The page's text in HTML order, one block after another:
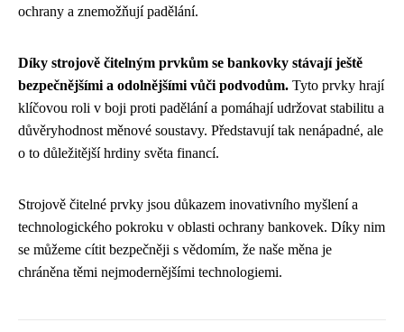
ochrany a znemožňují padělání.
Díky strojově čitelným prvkům se bankovky stávají ještě
bezpečnějšími a odolnějšími vůči podvodům. Tyto prvky hrají
klíčovou roli v boji proti padělání a pomáhají udržovat stabilitu a
důvěryhodnost měnové soustavy. Představují tak nenápadné, ale
o to důležitější hrdiny světa financí.
Strojově čitelné prvky jsou důkazem inovativního myšlení a
technologického pokroku v oblasti ochrany bankovek. Díky nim
se můžeme cítit bezpečněji s vědomím, že naše měna je
chráněna těmi nejmodernějšími technologiemi.